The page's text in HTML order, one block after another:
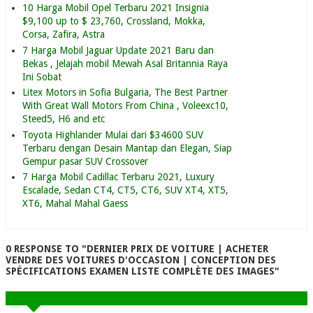
10 Harga Mobil Opel Terbaru 2021 Insignia
$9,100 up to $ 23,760, Crossland, Mokka,
Corsa, Zafira, Astra
7 Harga Mobil Jaguar Update 2021 Baru dan
Bekas , Jelajah mobil Mewah Asal Britannia Raya
Ini Sobat
Litex Motors in Sofia Bulgaria, The Best Partner
With Great Wall Motors From China , Voleexc10,
Steed5, H6 and etc
Toyota Highlander Mulai dari $34600 SUV
Terbaru dengan Desain Mantap dan Elegan, Siap
Gempur pasar SUV Crossover
7 Harga Mobil Cadillac Terbaru 2021, Luxury
Escalade, Sedan CT4, CT5, CT6, SUV XT4, XT5,
XT6, Mahal Mahal Gaess
0 RESPONSE TO "DERNIER PRIX DE VOITURE | ACHETER
VENDRE DES VOITURES D'OCCASION | CONCEPTION DES
SPÉCIFICATIONS EXAMEN LISTE COMPLÈTE DES IMAGES"